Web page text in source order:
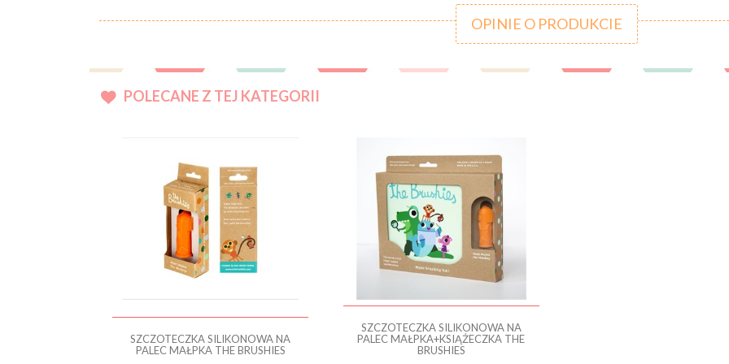
OPINIE O PRODUKCIE
POLECANE Z TEJ KATEGORII
SZCZOTECZKA SILIKONOWA NA
PALEC MAŁPKA THE BRUSHIES
SZCZOTECZKA SILIKONOWA NA
PALEC MAŁPKA+KSIĄŻECZKA THE
BRUSHIES